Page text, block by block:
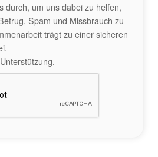
durch, um uns dabei zu helfen,
Spam und Missbrauch zu
trägt zu einer sicheren